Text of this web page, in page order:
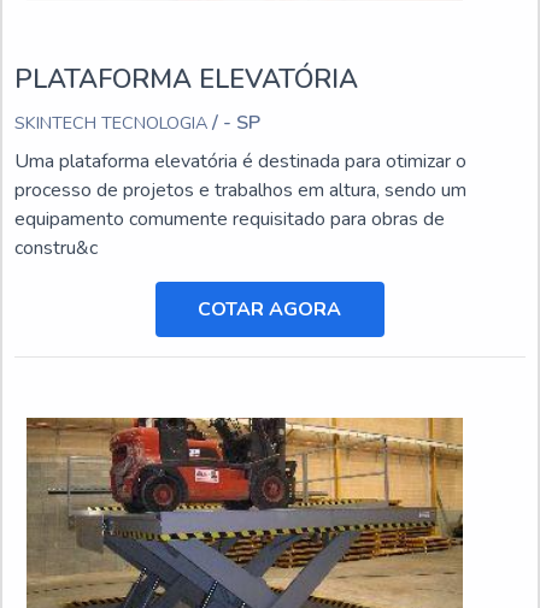
PLATAFORMA ELEVATÓRIA
SKINTECH TECNOLOGIA / - SP
Uma plataforma elevatória é destinada para otimizar o
processo de projetos e trabalhos em altura, sendo um
equipamento comumente requisitado para obras de
constru&c
COTAR AGORA